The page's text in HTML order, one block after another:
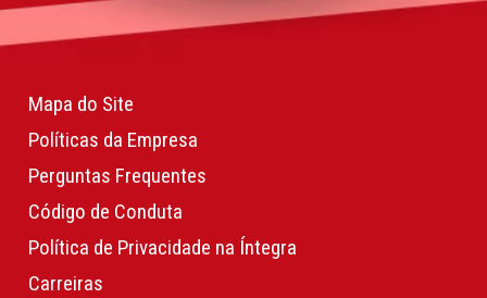
Mapa do Site
Políticas da Empresa
Perguntas Frequentes
Código de Conduta
Política de Privacidade na Íntegra
Carreiras